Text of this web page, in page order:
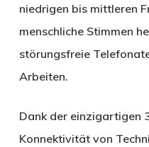
niedrigen bis mittleren
menschliche Stimmen
störungsfreie
Arbeiten.
Dank der einzigartigen
Konnektivität von